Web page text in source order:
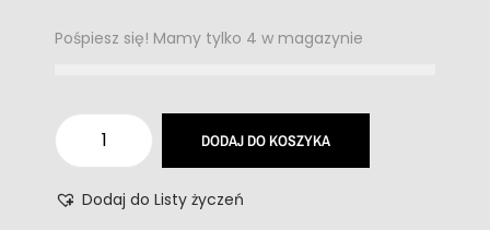
Pośpiesz się! Mamy tylko 4 w magazynie
DODAJ DO KOSZYKA
Dodaj do Listy życzeń